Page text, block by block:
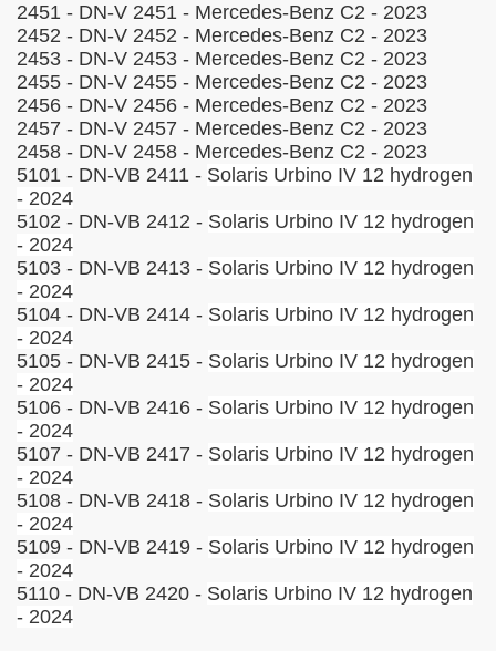
2451 - DN-V 2451 - Mercedes-Benz C2 - 2023
2452 - DN-V 2452 - Mercedes-Benz C2 - 2023
2453 - DN-V 2453 - Mercedes-Benz C2 - 2023
2455 - DN-V 2455 - Mercedes-Benz C2 - 2023
2456 - DN-V 2456 - Mercedes-Benz C2 - 2023
2457 - DN-V 2457 - Mercedes-Benz C2 - 2023
2458 - DN-V 2458 - Mercedes-Benz C2 - 2023
5101 - DN-VB 2411 - Solaris Urbino IV 12 hydrogen
- 2024
5102 - DN-VB 2412 - Solaris Urbino IV 12 hydrogen
- 2024
5103 - DN-VB 2413 - Solaris Urbino IV 12 hydrogen
- 2024
5104 - DN-VB 2414 - Solaris Urbino IV 12 hydrogen
- 2024
5105 - DN-VB 2415 - Solaris Urbino IV 12 hydrogen
- 2024
5106 - DN-VB 2416 - Solaris Urbino IV 12 hydrogen
- 2024
5107 - DN-VB 2417 - Solaris Urbino IV 12 hydrogen
- 2024
5108 - DN-VB 2418 - Solaris Urbino IV 12 hydrogen
- 2024
5109 - DN-VB 2419 - Solaris Urbino IV 12 hydrogen
- 2024
5110 - DN-VB 2420 - Solaris Urbino IV 12 hydrogen
- 2024